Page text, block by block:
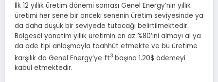
İlk 12 yıllık üretim dönemi sonrası Genel Energy’nin yıllık
üretimi her sene bir önceki senenin üretim seviyesinde ya
da daha düşük bir seviyede tutacağı belirtilmektedir.
Bölgesel yönetim yıllık üretimin en az %80’ini almayı al ya
da öde tipi anlaşmayla taahhüt etmekte ve bu üretime
karşılık da Genel Energy’ye ft3 başına 1.20$ ödemeyi
kabul etmektedir.